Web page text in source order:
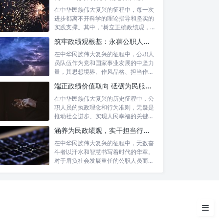
在中华民族伟大复兴的征程中，每一次
进步都离不开科学的理论指导和坚实的
实践支撑。其中，“树立正确政绩观，凝
筑牢政绩观根基：永葆公职人员本色的时代考量与实践路径
在中华民族伟大复兴的征程中，公职人
员队伍作为党和国家事业发展的中坚力
量，其思想境界、作风品格、担当作为
端正政绩价值取向 砥砺为民服务初心：新时代公仆的责任与担当
在中华民族伟大复兴的历史征程中，公
职人员的执政理念和行为准则，无疑是
推动社会进步、实现人民幸福的关键所
涵养为民政绩观，实干担当行稳致远：新时代公仆的价值坐标与实践航向
在中华民族伟大复兴的征程中，无数奋
斗者以汗水和智慧书写着时代的华章。
对于肩负社会发展重任的公职人员而
深刻领会指示精神的精髓要义
工作的思想根基
提升“三服务”水平，打造高效运
转的坚强堡垒
强化担当作为，激发办公室队伍
的内生动力